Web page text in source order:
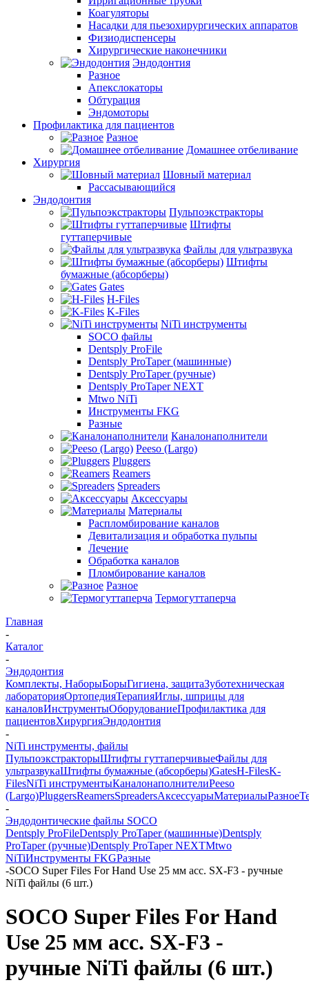
Коагуляторы
Насадки для пьезохирургических аппаратов
Физиодиспенсеры
Хирургические наконечники
Эндодонтия
Разное
Апекслокаторы
Обтурация
Эндомоторы
Профилактика для пациентов
Разное
Домашнее отбеливание
Хирургия
Шовный материал
Рассасывающийся
Эндодонтия
Пульпоэкстракторы
Штифты
гуттаперчивые
Файлы для ультразвука
Штифты
бумажные (абсорберы)
Gates
H-Files
K-Files
NiTi инструменты
SOCO файлы
Dentsply ProFile
Dentsply ProTaper (машинные)
Dentsply ProTaper (ручные)
Dentsply ProTaper NEXT
Mtwo NiTi
Инструменты FKG
Разные
Каналонаполнители
Peeso (Largo)
Pluggers
Reamers
Spreaders
Аксессуары
Материалы
Распломбирование каналов
Девитализация и обработка пульпы
Лечение
Обработка каналов
Пломбирование каналов
Разное
Термогуттаперча
Главная
-
Каталог
-
Эндодонтия
Комплекты, НаборыБорыГигиена, защитаЗуботехническая
лабораторияОртопедияТерапияИглы, шприцы для
каналовИнструментыОборудованиеПрофилактика для
пациентовХирургияЭндодонтия
-
NiTi инструменты, файлы
ПульпоэкстракторыШтифты гуттаперчивыеФайлы для
ультразвукаШтифты бумажные (абсорберы)GatesH-FilesK-
FilesNiTi инструментыКаналонаполнителиPeeso
(Largo)PluggersReamersSpreadersАксессуарыМатериалыРазное
-
Эндодонтические файлы SOCO
Dentsply ProFileDentsply ProTaper (машинные)Dentsply
ProTaper (ручные)Dentsply ProTaper NEXTMtwo
NiTiИнструменты FKGРазные
-SOCO Super Files For Hand Use 25 мм асс. SX-F3 - ручные
NiTi файлы (6 шт.)
SOCO Super Files For Hand
Use 25 мм асс. SX-F3 -
ручные NiTi файлы (6 шт.)